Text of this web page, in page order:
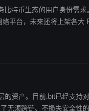
特币生态的用户身份需
将上架各大 RGB++ 交易市
资产。目前.bit已经支持